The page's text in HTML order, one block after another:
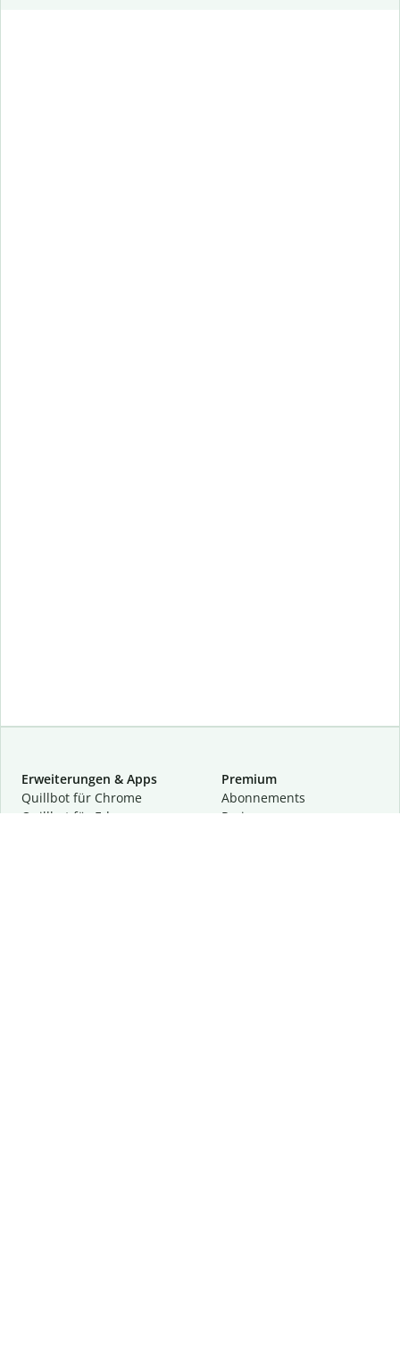
Erweiterungen & Apps
Quillbot für Chrome
Quillbot für Edge
Premium
Abon­ne­ments
Preise